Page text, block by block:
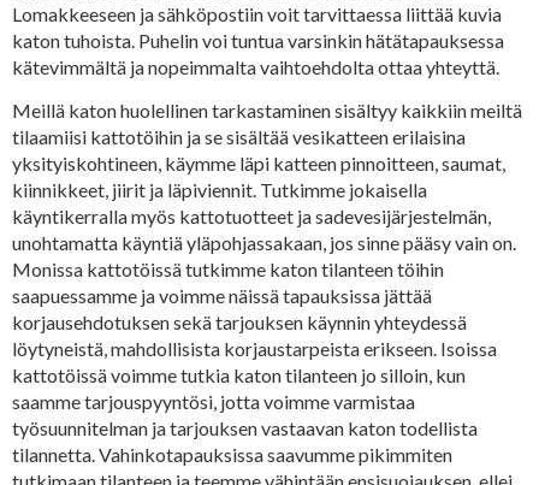
Lomakkeeseen ja sähköpostiin voit tarvittaessa liittää kuvia
katon tuhoista. Puhelin voi tuntua varsinkin hätätapauksessa
kätevimmältä ja nopeimmalta vaihtoehdolta ottaa yhteyttä.
Meillä katon huolellinen tarkastaminen sisältyy kaikkiin meiltä
tilaamiisi kattotöihin ja se sisältää vesikatteen erilaisina
yksityiskohtineen, käymme läpi katteen pinnoitteen, saumat,
kiinnikkeet, jiirit ja läpiviennit. Tutkimme jokaisella
käyntikerralla myös kattotuotteet ja sadevesijärjestelmän,
unohtamatta käyntiä yläpohjassakaan, jos sinne pääsy vain on.
Monissa kattotöissä tutkimme katon tilanteen töihin
saapuessamme ja voimme näissä tapauksissa jättää
korjausehdotuksen sekä tarjouksen käynnin yhteydessä
löytyneistä, mahdollisista korjaustarpeista erikseen. Isoissa
kattotöissä voimme tutkia katon tilanteen jo silloin, kun
saamme tarjouspyyntösi, jotta voimme varmistaa
työsuunnitelman ja tarjouksen vastaavan katon todellista
tilannetta. Vahinkotapauksissa saavumme pikimmiten